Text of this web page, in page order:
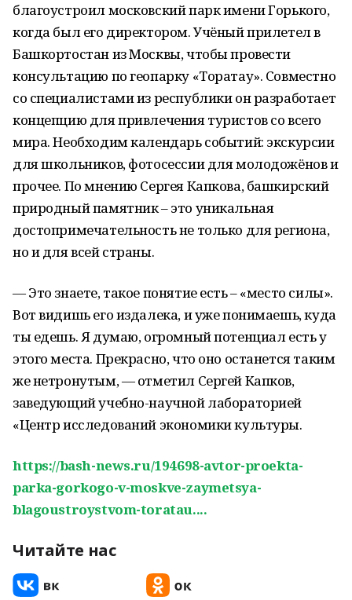
благоустроил московский парк имени Горького,
когда был его директором. Учёный прилетел в
Башкортостан из Москвы, чтобы провести
консультацию по геопарку «Торатау». Совместно
со специалистами из республики он разработает
концепцию для привлечения туристов со всего
мира. Необходим календарь событий: экскурсии
для школьников, фотосессии для молодожёнов и
прочее. По мнению Сергея Капкова, башкирский
природный памятник – это уникальная
достопримечательность не только для региона,
но и для всей страны.
— Это знаете, такое понятие есть – «место силы».
Вот видишь его издалека, и уже понимаешь, куда
ты едешь. Я думаю, огромный потенциал есть у
этого места. Прекрасно, что оно останется таким
же нетронутым, — отметил Сергей Капков,
заведующий учебно-научной лабораторией
«Центр исследований экономики культуры.
https://bash-news.ru/194698-avtor-proekta-
parka-gorkogo-v-moskve-zaymetsya-
blagoustroystvom-toratau....
Читайте нас